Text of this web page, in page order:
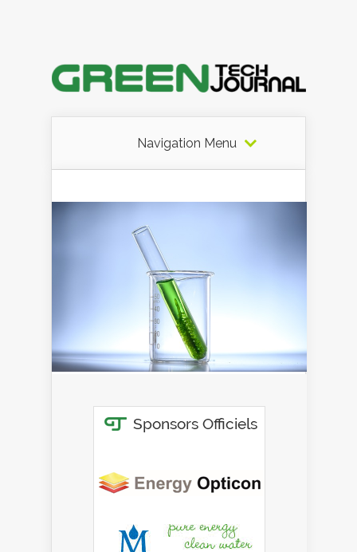
Navigation Menu